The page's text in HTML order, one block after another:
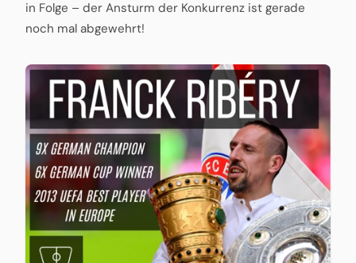
in Folge – der Ansturm der Konkurrenz ist gerade
noch mal abgewehrt!